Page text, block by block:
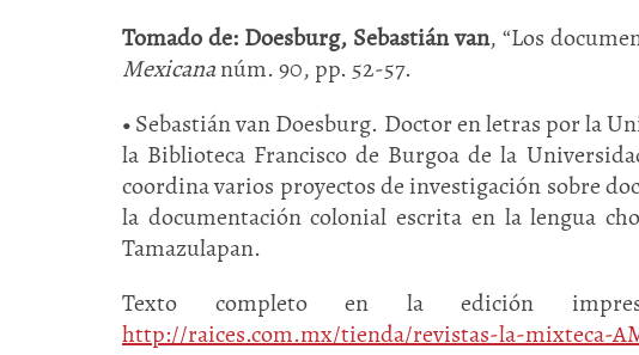
Tomado de: Doesburg, Sebastián van, “Los
Mexicananúm. 90, pp. 52-57.
•Sebastián van Doesburg. Doctor en letras por la
la Biblioteca Francisco de Burgoa de la
coordina varios proyectos de investigación sobre
la documentación colonial escrita en la lengua
Tamazulapan.
Texto completo en la edición
http://raices.com.mx/tienda/revistas-la-mixteca-